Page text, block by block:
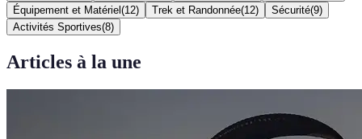
Équipement et Matériel (12) Trek et Randonnée(12) Sécurité(9)
Activités Sportives(8)
Articles à la une